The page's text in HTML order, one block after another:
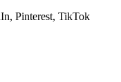
Pinterest, TikTok